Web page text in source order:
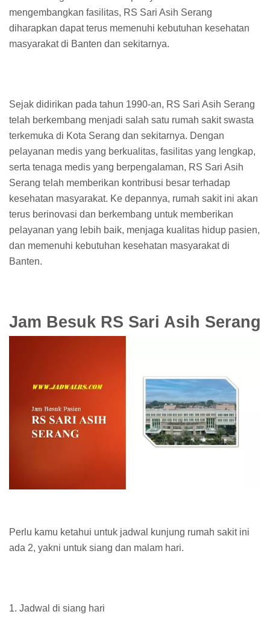
mengembangkan fasilitas, RS Sari Asih Serang
diharapkan dapat terus memenuhi kebutuhan kesehatan
masyarakat di Banten dan sekitarnya.
Sejak didirikan pada tahun 1990-an, RS Sari Asih Serang
telah berkembang menjadi salah satu rumah sakit swasta
terkemuka di Kota Serang dan sekitarnya. Dengan
pelayanan medis yang berkualitas, fasilitas yang lengkap,
serta tenaga medis yang berpengalaman, RS Sari Asih
Serang telah memberikan kontribusi besar terhadap
kesehatan masyarakat. Ke depannya, rumah sakit ini akan
terus berinovasi dan berkembang untuk memberikan
pelayanan yang lebih baik, menjaga kualitas hidup pasien,
dan memenuhi kebutuhan kesehatan masyarakat di
Banten.
Jam Besuk RS Sari Asih Serang
Perlu kamu ketahui untuk jadwal kunjung rumah sakit ini
ada 2, yakni untuk siang dan malam hari.
1. Jadwal di siang hari